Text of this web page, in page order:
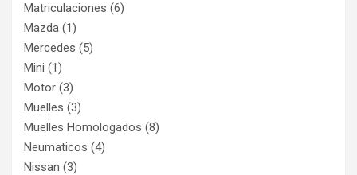
Matriculaciones (6)
Mazda (1)
Mercedes (5)
Mini (1)
Motor (3)
Muelles (3)
Muelles Homologados (8)
Neumaticos (4)
Nissan (3)